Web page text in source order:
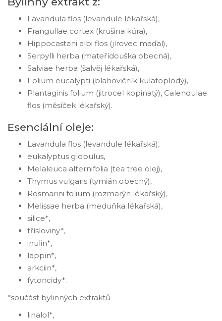
Lavandula flos (levandule lékařská),
Frangullae cortex (krušina kůra),
Hippocastani albi flos (jírovec maďal),
Serpylli herba (mateřídouška obecná),
Salviae herba (šalvěj lékařská),
Folium eucalypti (blahovičník kulatoplodý),
Plantaginis folium (jitrocel kopinatý), Calendulae
flos (měsíček lékařský).
Esenciální oleje:
Lavandula flos (levandule lékařská),
eukalyptus globulus,
Melaleuca alternifolia (tea tree olej),
Thymus vulgaris (tymián obecný),
Rosmarini folium (rozmarýn lékařský),
Melissae herba (meduňka lékařská),
silice*,
třísloviny*,
inulin*,
lappin*,
arkciin*,
fytoncidy*.
*součást bylinných extraktů
linalol*,